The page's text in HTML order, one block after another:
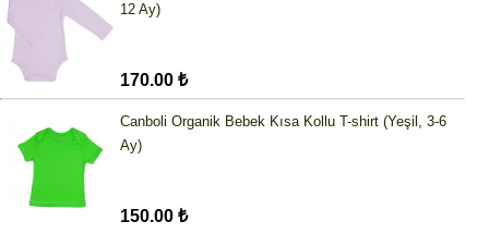
12 Ay)
170.00 ₺
Canboli Organik Bebek Kısa Kollu T-shirt (Yeşil, 3-6
Ay)
150.00 ₺